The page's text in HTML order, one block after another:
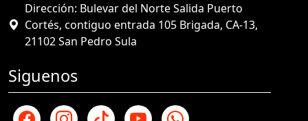
Dirección: Bulevar del Norte Salida Puerto
Cortés, contiguo entrada 105 Brigada, CA-13,
21102 San Pedro Sula
Siguenos